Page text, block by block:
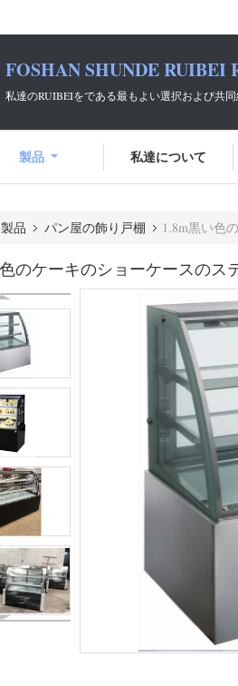
FOSHAN SHUNDE
私達のRUIBEIをである最もよい選択および共
製品 私達について
製品 パン屋の飾り戸棚 1.8m黒い色
のケーキのショーケースの